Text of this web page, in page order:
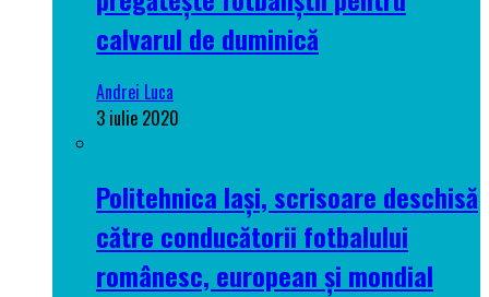
calvarul de duminică
Andrei Luca
3 iulie 2020
Politehnica Iași, scrisoare deschisă
către conducătorii fotbalului
românesc, european și mondial